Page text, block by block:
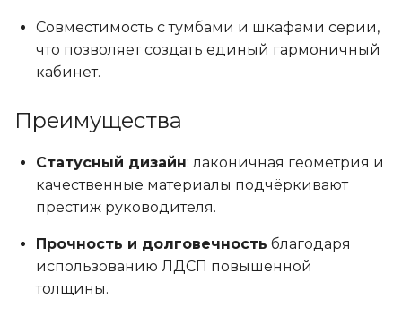
Совместимость с тумбами и шкафами серии,
что позволяет создать единый гармоничный
кабинет.
Преимущества
Статусный дизайн: лаконичная геометрия и
качественные материалы подчёркивают
престиж руководителя.
Прочность и долговечность благодаря
использованию ЛДСП повышенной
толщины.